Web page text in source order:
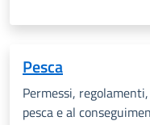
Pesca
Permessi,
pesca e al